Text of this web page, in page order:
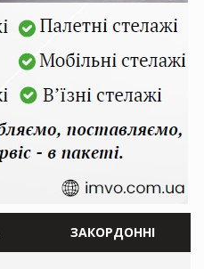
ЗАКОРДОННІ